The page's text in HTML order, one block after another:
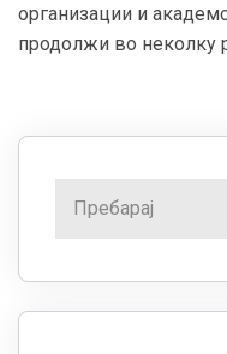
организации и
продолжи во неколку